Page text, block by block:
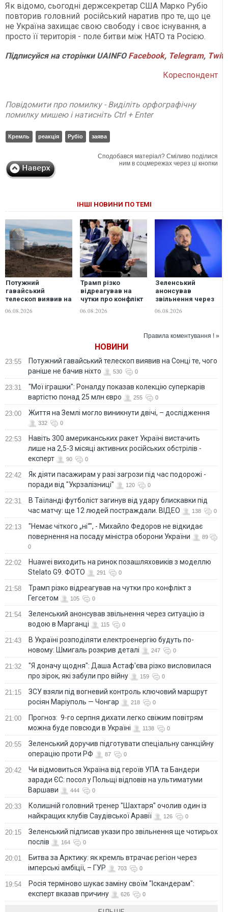
Як відомо, сьогодні держсекретар США Марко Рубіо
повторив головний російський наратив про те, що це
не Україна захищає свою свободу і своє існування, а
просто її територія - поле битви між НАТО та Росією.
Підписуйся на сторінки UAINFO Facebook, Telegram,
Кореспондент
Повідомити про помилку - Виділіть орфографічну
помилку мишею і натисніть Ctrl + Enter
Кремль реакція Рубіо заява
Сподобався матеріал? Сміливо поділися
ним в соцмережах через ці кнопки
ІНШІ НОВИНИ ПО ТЕМІ
Потужний
гавайський
телескоп виявив на
Сонці те, чого
раніше не бачив
06.08.2026
Трамп різко
відреагував на
чутки про конфлікт
з Гегсетом
06.08.2026
Зеленський
анонсував
звільнення через
ситуацію із водою
в Марганці
06.08.2026
Правила коментування ! »
НОВИНИ
23:55
Потужний гавайський телескоп виявив на Сонці те, чого
раніше не бачив ніхто
530 0
23:31
"Мої іграшки": Роналду показав колекцію суперкарів
вартістю понад 25 млн євро
255 0
23:00 Життя на Землі могло виникнути двічі, – дослідження
332 0
22:53
Навіть 300 американських ракет Україні вистачить
лише на 2,5-3 місяці активних російських обстрілів -
експерт
90 0
22:42
Як діяти пасажирам у разі загрози під час подорожі -
поради від "Укрзалізниці"
120 0
22:31
В Таїланді футболіст загинув від удару блискавки під
час матчу: ще 12 людей постраждали. ВІДЕО
138 0
22:13
"Немає чіткого „ні“", - Михайло Федоров не відкидає
повернення на посаду міністра оборони України
89
0
22:02
Huawei виходить на ринок позашляховиків з моделлю
Stelato G9. ФОТО
291 0
21:58
Трамп різко відреагував на чутки про конфлікт з
Гегсетом
105 0
21:54
Зеленський анонсував звільнення через ситуацію із
водою в Марганці
115 0
21:43
В Україні розподіляти електроенергію будуть по-
новому: Шмигаль розкрив деталі
247 0
21:32
"Я доначу щодня": Даша Астаф'єва різко висловилася
про зірок, які забули про війну
159 0
21:15
ЗСУ взяли під вогневий контроль ключовий маршрут
росіян Маріуполь — Чонгар
218 0
21:00
Прогноз: 9-го серпня дихати легко свіжим повітрям
можна буде повсюди в Україні
1138 0
20:55
Зеленський доручив підготувати спеціальну санкційну
операцію проти РФ
87 0
20:42
Чи відмовиться Україна від героїв УПА та Бандери
заради ЄС: посол у Польщі відповів на ультиматуми
Варшави
444 0
20:33
Колишній головний тренер "Шахтаря" очолив один із
найкращих клубів Саудівської Аравії
126 0
20:15
Зеленський підписав укази про звільнення ще чотирьох
послів
164 0
20:01
Битва за Арктику: як кремль втрачає регіон через
імперські амбіції, – ГУР
703 0
19:54
Росія терміново шукає заміну своїм "Іскандерам":
експерт вказав причину
626 0